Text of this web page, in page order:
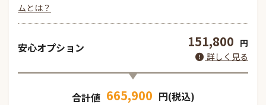
ムとは？
安心オプション 151,800 円
詳しく見る
合計値 665,900 円(税込)